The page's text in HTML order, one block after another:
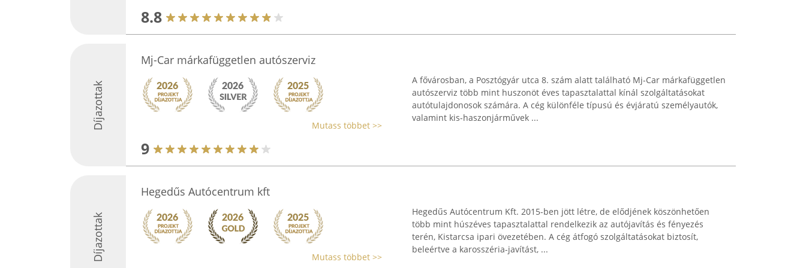
8.8
Díjazottak
Mj-Car márkafüggetlen autószerviz
Mutass többet >>
9
A fővárosban, a Posztógyár utca 8. szám alatt található Mj-Car márkafüggetlen
autószerviz több mint huszonöt éves tapasztalattal kínál szolgáltatásokat
autótulajdonosok számára. A cég különféle típusú és évjáratú személyautók,
valamint kis-haszonjárművek ...
Díjazottak
Hegedűs Autócentrum kft
Mutass többet >>
Hegedűs Autócentrum Kft. 2015-ben jött létre, de elődjének köszönhetően
több mint húszéves tapasztalattal rendelkezik az autójavítás és fényezés
terén, Kistarcsa ipari övezetében. A cég átfogó szolgáltatásokat biztosít,
beleértve a karosszéria-javítást, ...